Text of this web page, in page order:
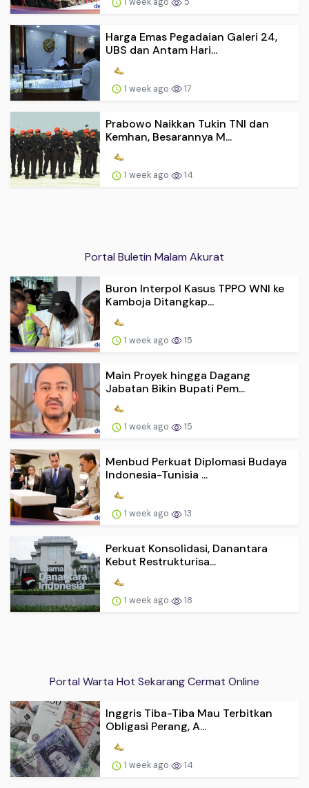
Harga Emas Pegadaian Galeri 24,
UBS dan Antam Hari...
1 week ago 17
Prabowo Naikkan Tukin TNI dan
Kemhan, Besarannya M...
1 week ago 14
Portal Buletin Malam Akurat
Buron Interpol Kasus TPPO WNI ke
Kamboja Ditangkap...
1 week ago 15
Main Proyek hingga Dagang
Jabatan Bikin Bupati Pem...
1 week ago 15
Menbud Perkuat Diplomasi Budaya
Indonesia-Tunisia ...
1 week ago 13
Perkuat Konsolidasi, Danantara
Kebut Restrukturisa...
1 week ago 18
Portal Warta Hot Sekarang Cermat Online
Inggris Tiba-Tiba Mau Terbitkan
Obligasi Perang, A...
1 week ago 14